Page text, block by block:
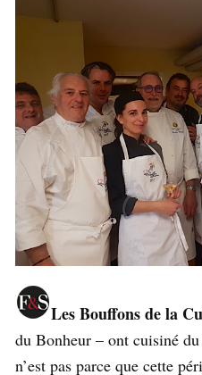
Les Bouffons de la
du Bonheur – ont cuisiné
n’est pas parce que cette